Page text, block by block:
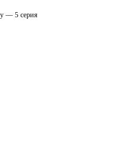
— 5 серия